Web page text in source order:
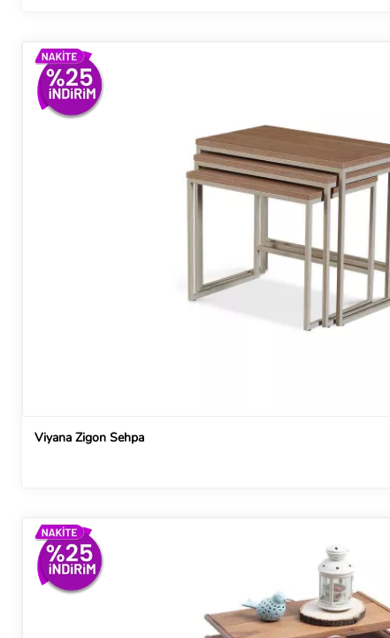
Viyana Zigon Sehpa